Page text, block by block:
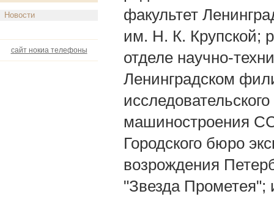
Новости
сайт нокиа телефоны
факультет
им. Н. К. Крупской;
отделе научно-
Ленинградском
машиностроения
Городского бюро
возрождения
"Звезда Прометея";